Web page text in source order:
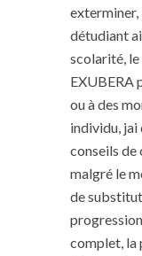
détudiant
scolarité, le
EXUBERA
ou à des
individu, jai
conseils de
malgré le
de
complet, la